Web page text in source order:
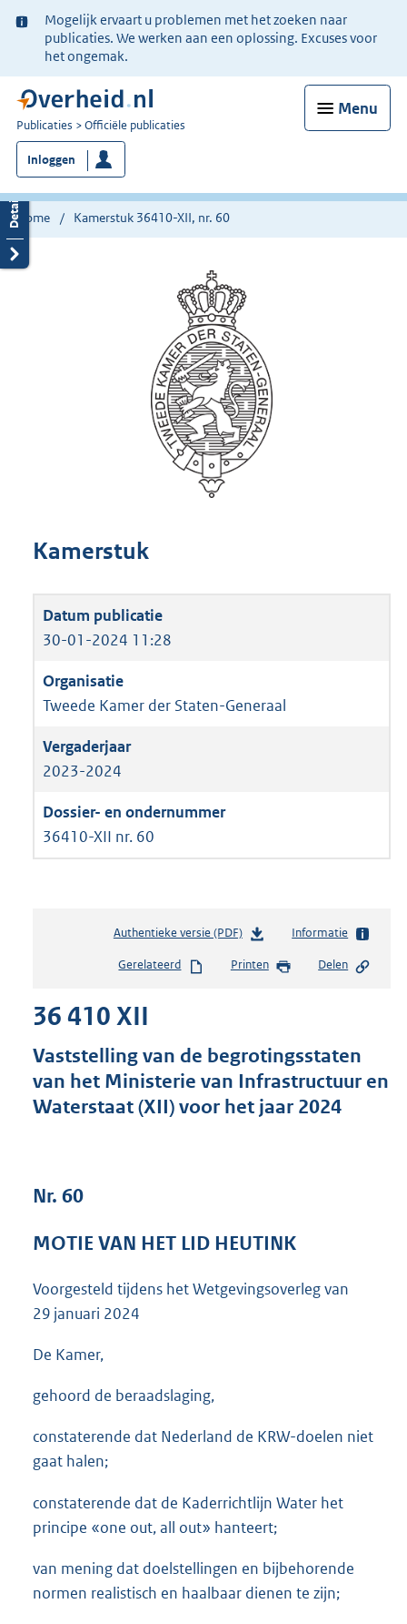
Ter
informatie:
Mogelijk ervaart u problemen met het zoeken naar
publicaties. We werken aan een oplossing. Excuses voor
het ongemak.
Menu
U
bent
nu
hier:
Publicaties Officiële publicaties
Inloggen
Home Kamerstuk 36410-XII, nr. 60
Kamerstuk
30-01-2024 11:28
Tweede Kamer der Staten-Generaal
2023-2024
36410-XII nr. 60
Authentieke versie (PDF)b
s
s
g
r
3
b
Informatie
Gerelateerd Printen Delen
36 410 XII
Vaststelling van de begrotingsstaten
van het Ministerie van Infrastructuur en
Waterstaat (XII) voor het jaar 2024
Nr. 60
MOTIE VAN HET LID HEUTINK
Voorgesteld tijdens het Wetgevingsoverleg van
29 januari 2024
De Kamer,
gehoord de beraadslaging,
constaterende dat Nederland de KRW-doelen niet
gaat halen;
constaterende dat de Kaderrichtlijn Water het
principe «one out, all out» hanteert;
van mening dat doelstellingen en bijbehorende
normen realistisch en haalbaar dienen te zijn;